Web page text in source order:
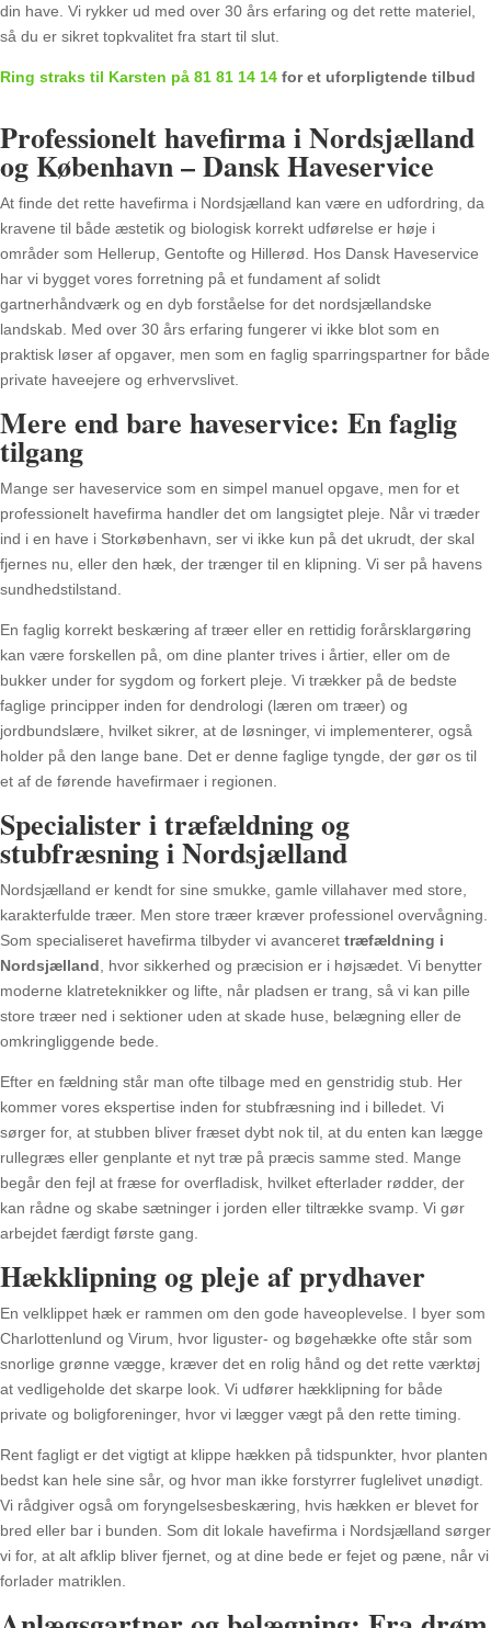
din have. Vi rykker ud med over 30 års erfaring og det rette materiel,
så du er sikret topkvalitet fra start til slut.
Ring straks til Karsten på 81 81 14 14 for et uforpligtende tilbud
Professionelt havefirma i Nordsjælland
og København – Dansk Haveservice
At finde det rette havefirma i Nordsjælland kan være en udfordring, da
kravene til både æstetik og biologisk korrekt udførelse er høje i
områder som Hellerup, Gentofte og Hillerød. Hos Dansk Haveservice
har vi bygget vores forretning på et fundament af solidt
gartnerhåndværk og en dyb forståelse for det nordsjællandske
landskab. Med over 30 års erfaring fungerer vi ikke blot som en
praktisk løser af opgaver, men som en faglig sparringspartner for både
private haveejere og erhvervslivet.
Mere end bare haveservice: En faglig
tilgang
Mange ser haveservice som en simpel manuel opgave, men for et
professionelt havefirma handler det om langsigtet pleje. Når vi træder
ind i en have i Storkøbenhavn, ser vi ikke kun på det ukrudt, der skal
fjernes nu, eller den hæk, der trænger til en klipning. Vi ser på havens
sundhedstilstand.
En faglig korrekt beskæring af træer eller en rettidig forårsklargøring
kan være forskellen på, om dine planter trives i årtier, eller om de
bukker under for sygdom og forkert pleje. Vi trækker på de bedste
faglige principper inden for dendrologi (læren om træer) og
jordbundslære, hvilket sikrer, at de løsninger, vi implementerer, også
holder på den lange bane. Det er denne faglige tyngde, der gør os til
et af de førende havefirmaer i regionen.
Specialister i træfældning og
stubfræsning i Nordsjælland
Nordsjælland er kendt for sine smukke, gamle villahaver med store,
karakterfulde træer. Men store træer kræver professionel overvågning.
Som specialiseret havefirma tilbyder vi avanceret træfældning i
Nordsjælland , hvor sikkerhed og præcision er i højsædet. Vi benytter
moderne klatreteknikker og lifte, når pladsen er trang, så vi kan pille
store træer ned i sektioner uden at skade huse, belægning eller de
omkringliggende bede.
Efter en fældning står man ofte tilbage med en genstridig stub. Her
kommer vores ekspertise inden for stubfræsning ind i billedet. Vi
sørger for, at stubben bliver fræset dybt nok til, at du enten kan lægge
rullegræs eller genplante et nyt træ på præcis samme sted. Mange
begår den fejl at fræse for overfladisk, hvilket efterlader rødder, der
kan rådne og skabe sætninger i jorden eller tiltrække svamp. Vi gør
arbejdet færdigt første gang.
Hækklipning og pleje af prydhaver
En velklippet hæk er rammen om den gode haveoplevelse. I byer som
Charlottenlund og Virum, hvor liguster- og bøgehække ofte står som
snorlige grønne vægge, kræver det en rolig hånd og det rette værktøj
at vedligeholde det skarpe look. Vi udfører hækklipning for både
private og boligforeninger, hvor vi lægger vægt på den rette timing.
Rent fagligt er det vigtigt at klippe hækken på tidspunkter, hvor planten
bedst kan hele sine sår, og hvor man ikke forstyrrer fuglelivet unødigt.
Vi rådgiver også om foryngelsesbeskæring, hvis hækken er blevet for
bred eller bar i bunden. Som dit lokale havefirma i Nordsjælland sørger
vi for, at alt afklip bliver fjernet, og at dine bede er fejet og pæne, når vi
forlader matriklen.